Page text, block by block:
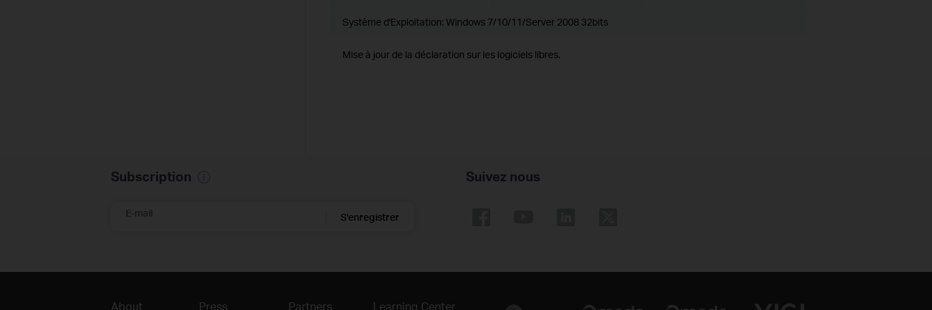
Système d'Exploitation: Windows 7/10/11/Server 2008 32bits
Mise à jour de la déclaration sur les logiciels libres.
Subscription
E-mail S'enregistrer
Suivez nous
About Press Partners Learning Center